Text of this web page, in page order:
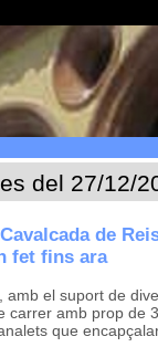
del 27/12/
de
fet fins ara
amb el suport de
carrer amb prop de
que